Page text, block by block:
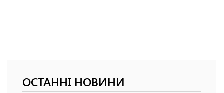
ОСТАННІ НОВИНИ